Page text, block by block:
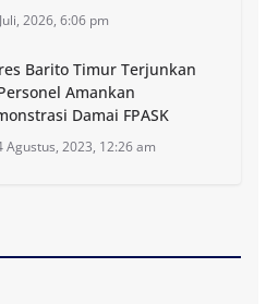
2026, 6:06 pm
Barito Timur Terjunkan
Amankan
Damai FPASK
Agustus, 2023, 12:26 am